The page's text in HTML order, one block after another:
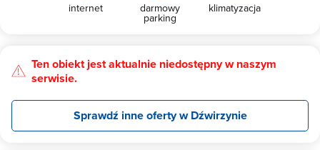
internet darmowy
parking
klimatyzacja
Ten obiekt jest aktualnie niedostępny w naszym
serwisie.
Sprawdź inne oferty w Dźwirzynie